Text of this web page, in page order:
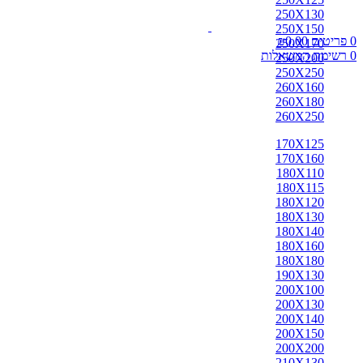
0 פריטים ₪0.00
0 רשימת המשאלות
250X130
250X150
250X170
250X200
250X250
260X160
260X180
260X250
170X125
170X160
180X110
180X115
180X120
180X130
180X140
180X160
180X180
190X130
200X100
200X130
200X140
200X150
200X200